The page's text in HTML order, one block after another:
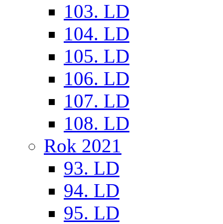
103. LD
104. LD
105. LD
106. LD
107. LD
108. LD
Rok 2021
93. LD
94. LD
95. LD